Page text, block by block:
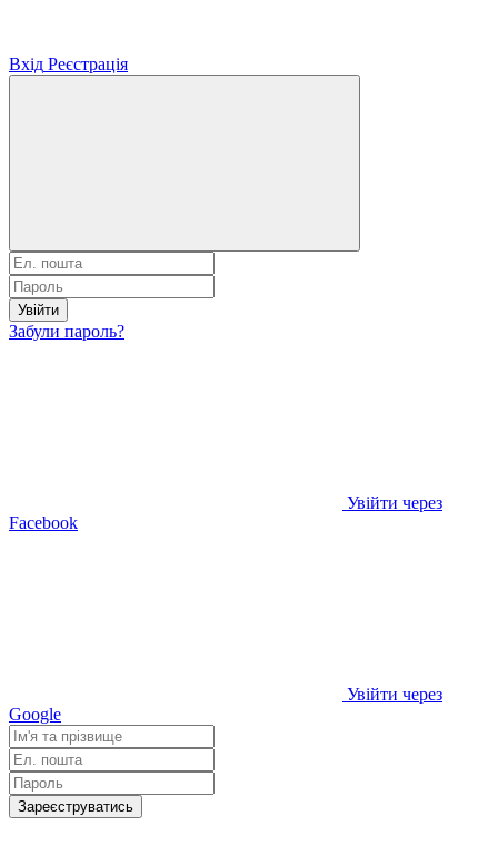
Вхід Реєстрація
Увійти
Забули пароль?
Увійти через
Facebook
Увійти через
Google
Зареєструватись